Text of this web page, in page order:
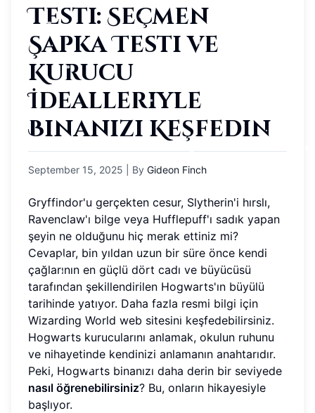
Testi: Seçmen
Şapka Testi ve
Kurucu
İdealleriyle
Binanızı Keşfedin
September 15, 2025 | By Gideon Finch
Gryffindor'u gerçekten cesur, Slytherin'i hırslı,
Ravenclaw'ı bilge veya Hufflepuff'ı sadık yapan
şeyin ne olduğunu hiç merak ettiniz mi?
Cevaplar, bin yıldan uzun bir süre önce kendi
çağlarının en güçlü dört cadı ve büyücüsü
tarafından şekillendirilen Hogwarts'ın büyülü
tarihinde yatıyor. Daha fazla resmi bilgi için
Wizarding World web sitesini keşfedebilirsiniz.
Hogwarts kurucularını anlamak, okulun ruhunu
ve nihayetinde kendinizi anlamanın anahtarıdır.
Peki, Hogwarts binanızı daha derin bir seviyede
nasıl öğrenebilirsiniz? Bu, onların hikayesiyle
başlıyor.